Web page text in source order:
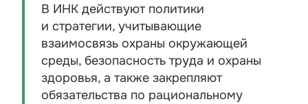
В ИНК действуют политики
и стратегии, учитывающие
взаимосвязь охраны окружающей
среды, безопасность труда и охраны
здоровья, а также закрепляют
обязательства по рациональному